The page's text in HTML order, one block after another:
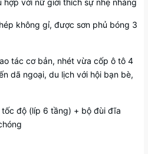
không gỉ, được sơn phủ bóng 3
tác cơ bản, nhét vừa cốp ô tô 4
dã ngoại, du lịch với hội bạn bè,
tốc độ (líp 6 tầng) + bộ đùi đĩa